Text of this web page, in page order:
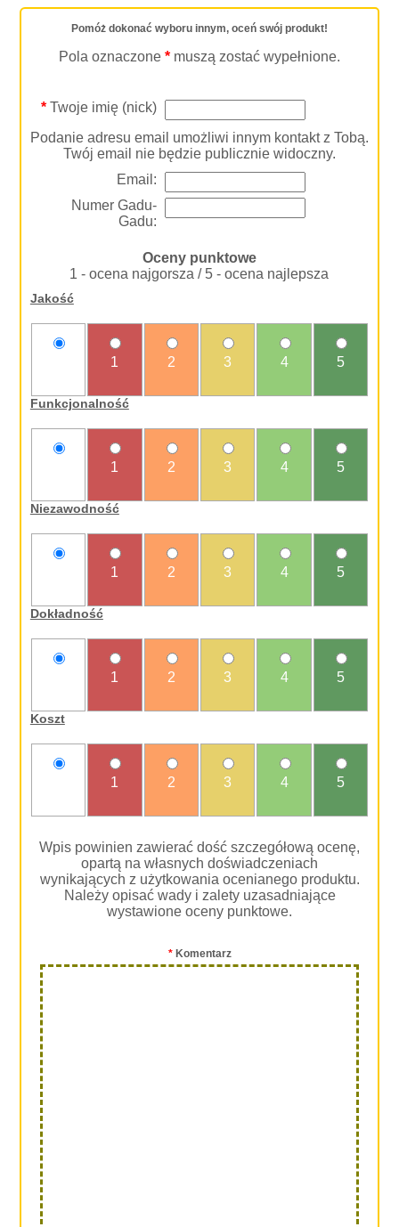
Pomóż dokonać wyboru innym, oceń swój produkt!
Pola oznaczone * muszą zostać wypełnione.
*Twoje imię (nick)
Podanie adresu email umożliwi innym kontakt z Tobą.
Twój email nie będzie publicznie widoczny.
Email:
Numer Gadu-
Gadu:
Oceny punktowe
1 - ocena najgorsza / 5 - ocena najlepsza
Jakość
1 2 3 4 5
Funkcjonalność
1 2 3 4 5
Niezawodność
1 2 3 4 5
Dokładność
1 2 3 4 5
Koszt
1 2 3 4 5
Wpis powinien zawierać dość szczegółową ocenę,
opartą na własnych doświadczeniach
wynikających z użytkowania ocenianego produktu.
Należy opisać wady i zalety uzasadniające
wystawione oceny punktowe.
*Komentarz